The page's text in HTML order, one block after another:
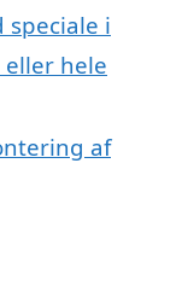
speciale i
hele
af